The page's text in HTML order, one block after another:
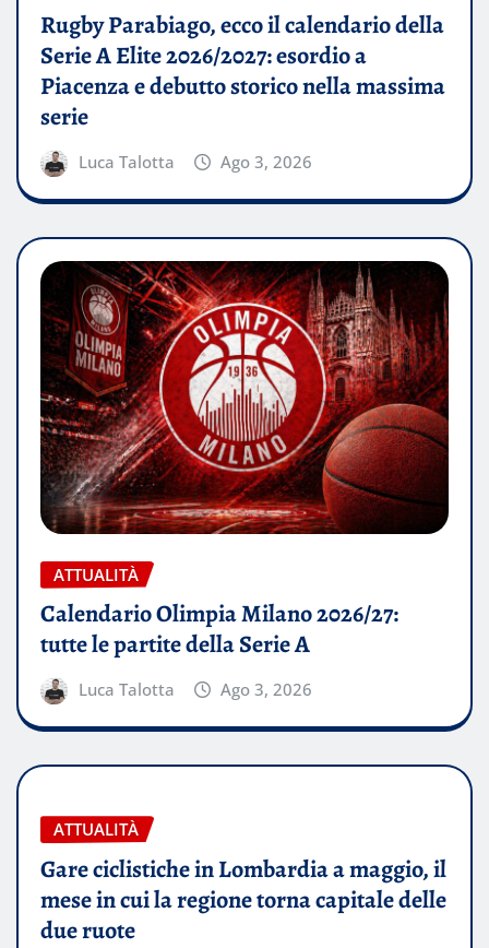
Rugby Parabiago, ecco il calendario della
Serie A Elite 2026/2027: esordio a
Piacenza e debutto storico nella massima
serie
Luca Talotta Ago 3, 2026
ATTUALITÀ
Calendario Olimpia Milano 2026/27:
tutte le partite della Serie A
Luca Talotta Ago 3, 2026
ATTUALITÀ
Gare ciclistiche in Lombardia a maggio, il
mese in cui la regione torna capitale delle
due ruote